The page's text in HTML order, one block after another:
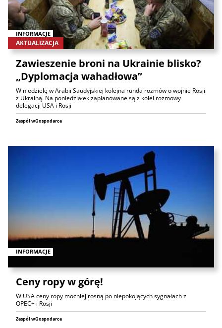
INFORMACJE
AKTUALIZACJA
Zawieszenie broni na Ukrainie blisko?
„Dyplomacja wahadłowa”
W niedzielę w Arabii Saudyjskiej kolejna runda rozmów o wojnie Rosji
z Ukrainą. Na poniedziałek zaplanowane są z kolei rozmowy
delegacji USA i Rosji
Zespół wGospodarce
INFORMACJE
Ceny ropy w górę!
W USA ceny ropy mocniej rosną po niepokojących sygnałach z
OPEC+ i Rosji
Zespół wGospodarce